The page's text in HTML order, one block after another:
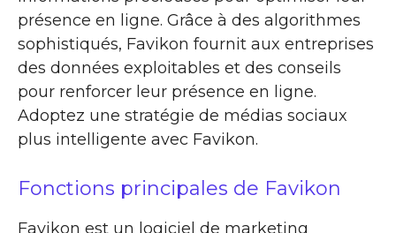
présence en ligne. Grâce à des algorithmes
sophistiqués, Favikon fournit aux entreprises
des données exploitables et des conseils
pour renforcer leur présence en ligne.
Adoptez une stratégie de médias sociaux
plus intelligente avec Favikon.
Fonctions principales de Favikon
Favikon est un logiciel de marketing